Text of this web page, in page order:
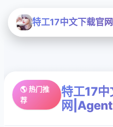
特工17中文下载官
🌎 热门推
荐
特工17
网